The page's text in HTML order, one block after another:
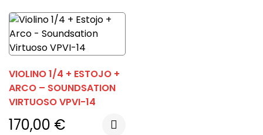
VIOLINO 1/4 + ESTOJO +
ARCO – SOUNDSATION
VIRTUOSO VPVI-14
170,00 €